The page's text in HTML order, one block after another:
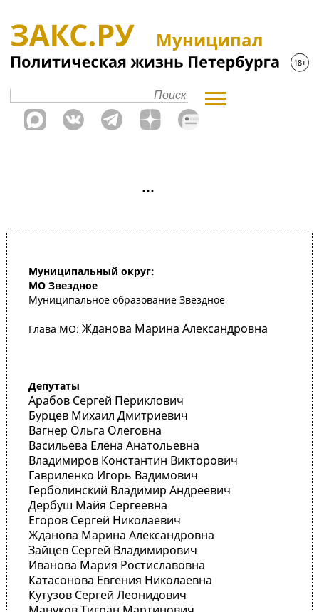
Муниципал
Муниципальный округ:
МО Звездное
Муниципальное образование Звездное
Глава МО: Жданова Марина Александровна
Депутаты
Арабов Сергей Периклович
Бурцев Михаил Дмитриевич
Вагнер Ольга Олеговна
Васильева Елена Анатольевна
Владимиров Константин Викторович
Гавриленко Игорь Вадимович
Герболинский Владимир Андреевич
Дербуш Майя Сергеевна
Егоров Сергей Николаевич
Жданова Марина Александровна
Зайцев Сергей Владимирович
Иванова Мария Ростиславовна
Катасонова Евгения Николаевна
Кутузов Сергей Леонидович